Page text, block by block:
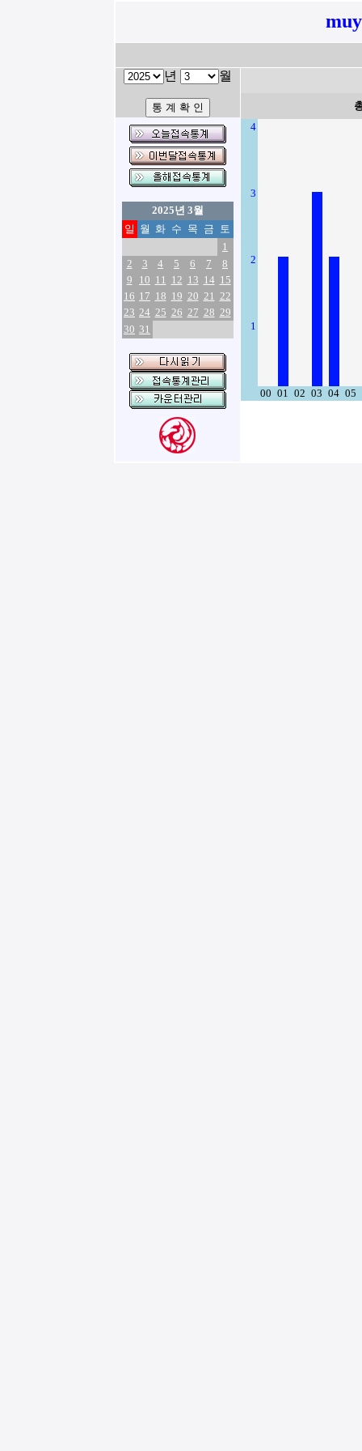
년 월
2025년 3월
일 월 화 수 목 금 토
1
2
3 4 5 6 7
8
9
10 11 12 13 14 15
16 17 18 19 20 21 22
23 24 25 26 27 28 29
30 31
4
3
2
1
00 01 02 03 04 05